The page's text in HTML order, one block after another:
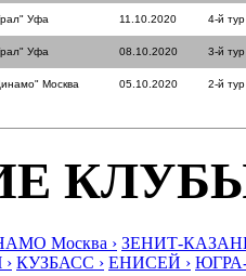
Уфа 11.10.2020 4-й тур
Уфа 08.10.2020 3-й тур
Москва 05.10.2020 2-й тур
Москва › ЗЕНИТ-
КУЗБАСС › ЕНИСЕЙ ›